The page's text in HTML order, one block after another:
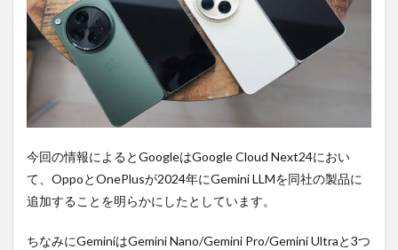
手数
料不
要の
オン
ョッ
プが
す
め！
今回の情報によるとGoogleはGoogle Cloud Next24におい
て、OppoとOnePlusが2024年にGemini LLMを同社の製品に
追加することを明らかにしたとしています。
ちなみにGeminiはGemini Nano/Gemini Pro/Gemini Ultraと3つ